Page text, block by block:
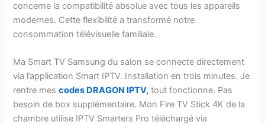
concerne la compatibilité absolue avec tous les appareils
modernes. Cette flexibilité a transformé notre
consommation télévisuelle familiale.
Ma Smart TV Samsung du salon se connecte directement
via l’application Smart IPTV. Installation en trois minutes. Je
rentre mescodes DRAGON IPTV, tout fonctionne. Pas
besoin de box supplémentaire. Mon Fire TV Stick 4K de la
chambre utilise IPTV Smarters Pro téléchargé via